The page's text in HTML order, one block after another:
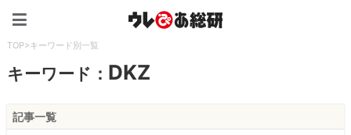
TOP>キーワード別一覧
キーワード： DKZ
記事一覧